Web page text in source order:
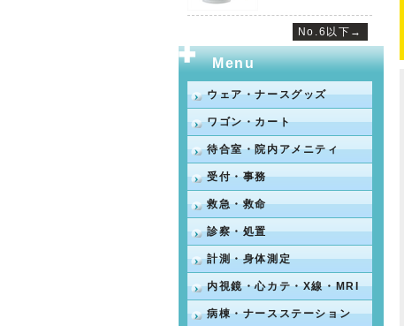
No.6以下→
Menu
ウェア・ナースグッズ
ワゴン・カート
待合室・院内アメニティ
受付・事務
救急・救命
診察・処置
計測・身体測定
内視鏡・心カテ・X線・MRI
病棟・ナースステーション